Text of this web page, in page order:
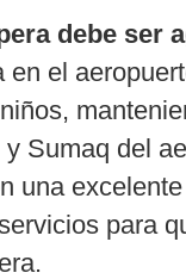
debe ser
en el
Sumaq del
una
para